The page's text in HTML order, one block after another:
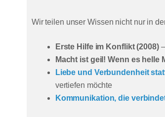
Wir teilen unser Wissen nicht nur in
Erste Hilfe im Konflikt (2008)–
Macht ist geil! Wenn es helle
Liebe und Verbundenheit
vertiefen möchte
Kommunikation, die